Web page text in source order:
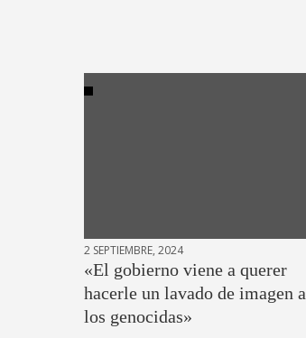
2 SEPTIEMBRE, 2024
«El gobierno viene a querer
hacerle un lavado de imagen a
los genocidas»